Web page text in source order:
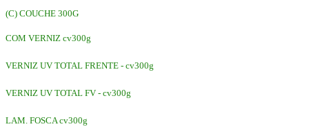
(C) COUCHE 300G
COM VERNIZ cv300g
VERNIZ UV TOTAL FRENTE - cv300g
VERNIZ UV TOTAL FV - cv300g
LAM. FOSCA cv300g